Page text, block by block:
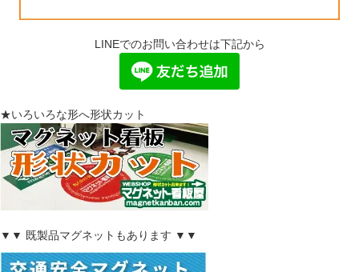
LINEでのお問い合わせは下記から
★いろいろな形へ形状カット
▼▼ 既製品マグネットもあります ▼▼